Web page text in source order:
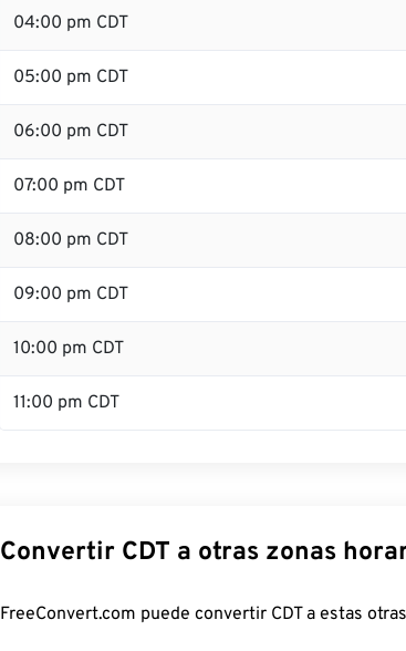
04:00 pm CDT
05:00 pm CDT
06:00 pm CDT
07:00 pm CDT
08:00 pm CDT
09:00 pm CDT
10:00 pm CDT
11:00 pm CDT
Convertir CDT a otras zonas
FreeConvert.com puede convertir CDT a estas